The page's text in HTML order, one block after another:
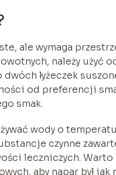
ale wymaga
należy
łyżeczek
od preferencji
smak.
wody o
czynne
leczniczych.
aby napar był jak